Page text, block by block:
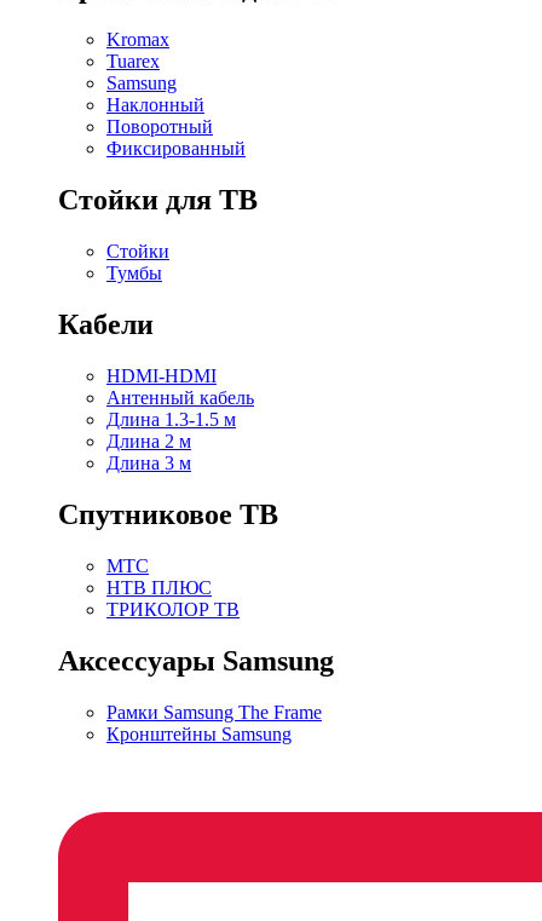
Kromax
Tuarex
Samsung
Наклонный
Поворотный
Фиксированный
Стойки для ТВ
Стойки
Тумбы
Кабели
HDMI-HDMI
Антенный кабель
Длина 1.3-1.5 м
Длина 2 м
Длина 3 м
Спутниковое ТВ
МТС
НТВ ПЛЮС
ТРИКОЛОР ТВ
Аксессуары Samsung
Рамки Samsung The Frame
Кронштейны Samsung